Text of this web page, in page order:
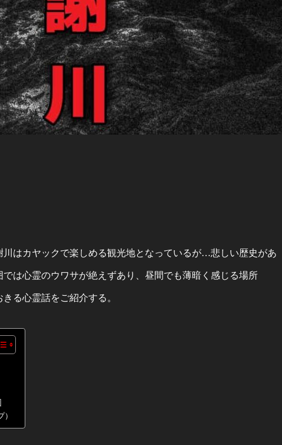
はカヤックで楽しめる観光地となっているが…悲しい歴史があ
は心霊のウワサが絶えずあり、昼間でも薄暗く感じる場所
る心霊話をご紹介する。